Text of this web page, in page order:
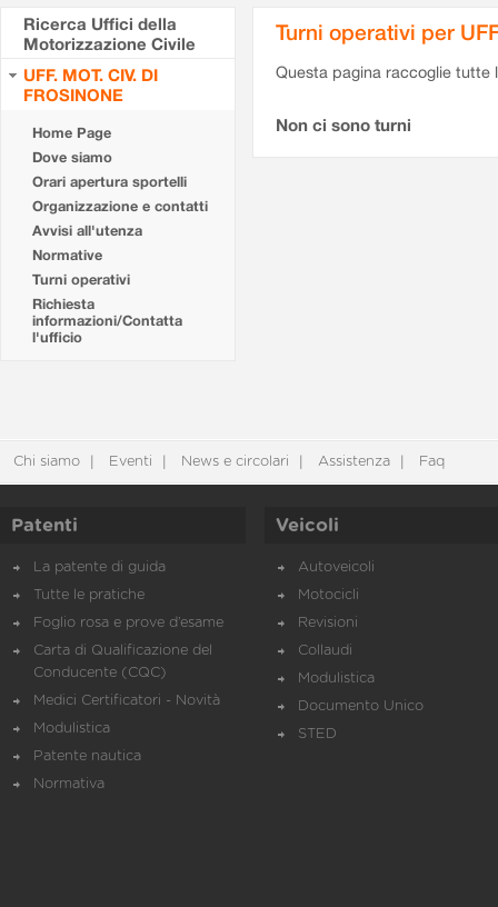
Ricerca Uffici della
Motorizzazione Civile
UFF. MOT. CIV. DI
FROSINONE
Home Page
Dove siamo
Orari apertura sportelli
Organizzazione e contatti
Avvisi all'utenza
Normative
Turni operativi
Richiesta
informazioni/Contatta
l'ufficio
Turni operativi per
Questa pagina raccoglie tutte
Non ci sono turni
Chi siamo Eventi News e circolari Assistenza Faq
Patenti
La patente di guida
Tutte le pratiche
Foglio rosa e prove d’esame
Carta di Qualificazione del
Conducente (CQC)
Medici Certificatori - Novità
Modulistica
Patente nautica
Normativa
Veicoli
Autoveicoli
Motocicli
Revisioni
Collaudi
Modulistica
Documento Unico
STED